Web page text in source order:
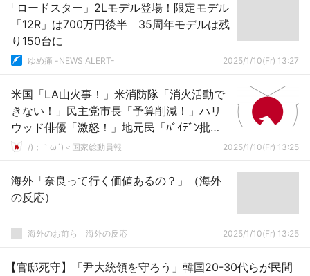
「ロードスター」2Lモデル登場！限定モデル
「12R」は700万円後半 35周年モデルは残
り150台に
ゆめ痛 -NEWS ALERT- 2025/1/10(Fr) 13:27
米国「LA山火事！」米消防隊「消火活動で
きない！」民主党市長「予算削減！」ハリ
ウッド俳優「激怒！」地元民「ﾊﾞｲﾃﾞﾝ批
判！」米消防士「女性ﾊﾞｯｸﾞで消化！（動
/)；｀ω´)＜国家総動員報 2025/1/10(Fr) 13:25
海外「奈良って行く価値あるの？」（海外
の反応）
海外のお前ら 海外の反応 2025/1/10(Fr) 13:25
【官邸死守】「尹大統領を守ろう」韓国20-30代らが民間